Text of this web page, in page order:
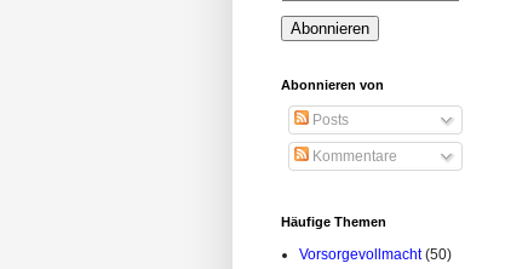
Abonnieren von
Posts
Kommentare
Häufige Themen
Vorsorgevollmacht (50)